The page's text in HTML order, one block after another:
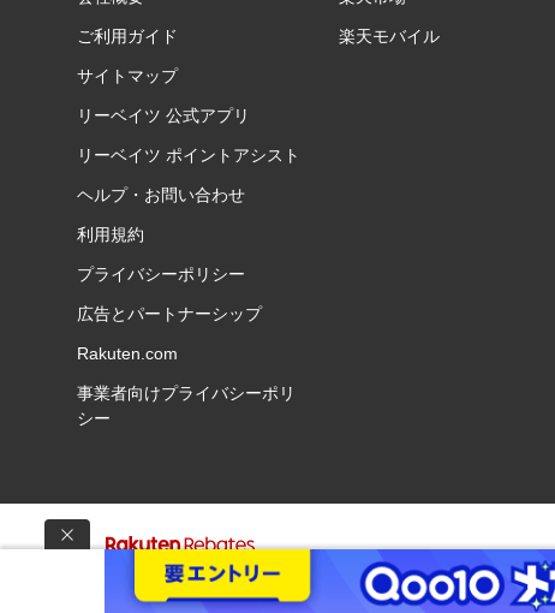
ご利用ガイド
サイトマップ
リーベイツ 公式アプリ
リーベイツ ポイントアシスト
ヘルプ・お問い合わせ
利用規約
プライバシーポリシー
広告とパートナーシップ
Rakuten.com
事業者向けプライバシーポリ
シー
楽天モバイル